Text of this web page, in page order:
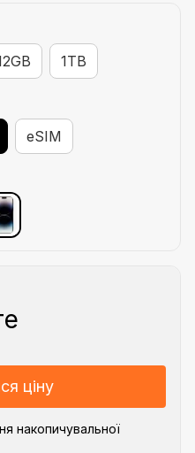
1TB
eSIM
ціну
накопичувальної